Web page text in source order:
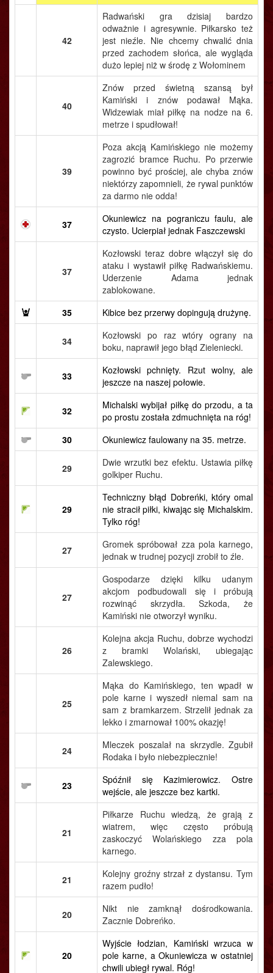
42
Radwański gra dzisiaj bardzo
odważnie i agresywnie. Piłkarsko też
jest nieźle. Nie chcemy chwalić dnia
przed zachodem słońca, ale wygląda
dużo lepiej niż w środę z Wołominem
40
Znów przed świetną szansą był
Kamiński i znów podawał Mąka.
Widzewiak miał piłkę na nodze na 6.
metrze i spudłował!
39
Poza akcją Kamińskiego nie możemy
zagrozić bramce Ruchu. Po przerwie
powinno być prościej, ale chyba znów
niektórzy zapomnieli, że rywal punktów
za darmo nie odda!
37
Okuniewicz na pograniczu faulu, ale
czysto. Ucierpiał jednak Faszczewski
37
Kozłowski teraz dobre włączył się do
ataku i wystawił piłkę Radwańskiemu.
Uderzenie Adama jednak
zablokowane.
35
Kibice bez przerwy dopingują drużynę.
34
Kozłowski po raz wtóry ograny na
boku, naprawił jego błąd Zieleniecki.
33
Kozłowski pchnięty. Rzut wolny, ale
jeszcze na naszej połowie.
32
Michalski wybijał piłkę do przodu, a ta
po prostu została zdmuchnięta na róg!
30
Okuniewicz faulowany na 35. metrze.
29
Dwie wrzutki bez efektu. Ustawia piłkę
golkiper Ruchu.
29
Techniczny błąd Dobreńki, który omal
nie stracił piłki, kiwając się Michalskim.
Tylko róg!
27
Gromek spróbował zza pola karnego,
jednak w trudnej pozycji zrobił to źle.
27
Gospodarze dzięki kilku udanym
akcjom podbudowali się i próbują
rozwinąć skrzydła. Szkoda, że
Kamiński nie otworzył wyniku.
26
Kolejna akcja Ruchu, dobrze wychodzi
z bramki Wolański, ubiegając
Zalewskiego.
25
Mąka do Kamińskiego, ten wpadł w
pole karne i wyszedł niemal sam na
sam z bramkarzem. Strzelił jednak za
lekko i zmarnował 100% okazję!
24
Mleczek poszalał na skrzydle. Zgubił
Rodaka i było niebezpiecznie!
23
Spóźnił się Kazimierowicz. Ostre
wejście, ale jeszcze bez kartki.
21
Piłkarze Ruchu wiedzą, że grają z
wiatrem, więc często próbują
zaskoczyć Wolańskiego zza pola
karnego.
21
Kolejny groźny strzał z dystansu. Tym
razem pudło!
20
Nikt nie zamknął dośrodkowania.
Zacznie Dobreńko.
20
Wyjście łodzian, Kamiński wrzuca w
pole karne, a Okuniewicza w ostatniej
chwili ubiegł rywal. Róg!